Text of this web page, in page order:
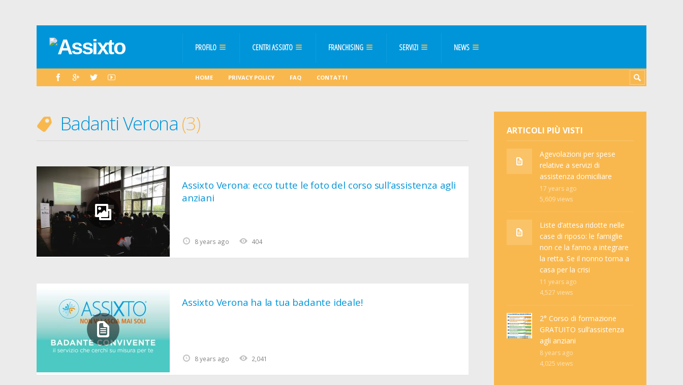
PROFILO CENTRI ASSIXTO FRANCHISING SERVIZI NEWS
HOME PRIVACY POLICY FAQ CONTATTI
Badanti Verona 3
8 years ago 404
Assixto Verona: ecco tutte le foto del corso sull’assistenza agli
anziani
8 years ago 2,041
Assixto Verona ha la tua badante ideale!
ARTICOLI PIÙ VISTI
Agevolazioni per spese
relative a servizi di
assistenza domiciliare
17 years ago
5,609views
Liste d’attesa ridotte nelle
case di riposo: le famiglie
non ce la fanno a integrare
la retta. Se il nonno torna a
casa per la crisi
11 years ago
4,527 views
2° Corso di formazione
GRATUITO sull’assistenza
agli anziani
8 years ago
4,025 views